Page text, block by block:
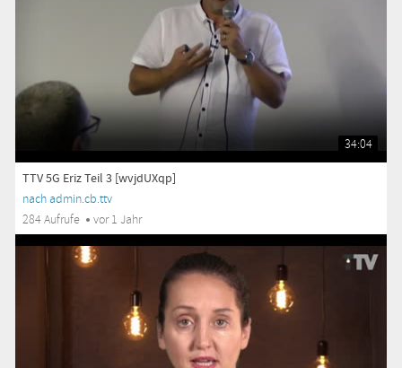
34:04
TTV 5G Eriz Teil 3 [wvjdUXqp]
nach admin.cb.ttv
284 Aufrufe
vor 1 Jahr